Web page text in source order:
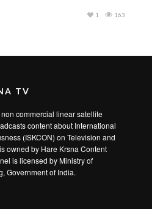
163
1
TV
non commercial linear satellite
content about International
(ISKCON) on Television and
owned by Hare Krsna Content
is licensed by Ministry of
Government of India.